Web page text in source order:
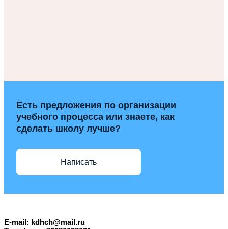
Есть предложения по организации
учебного процесса или знаете, как
сделать школу лучше?
Написать
E-mail: kdhch@mail.ru